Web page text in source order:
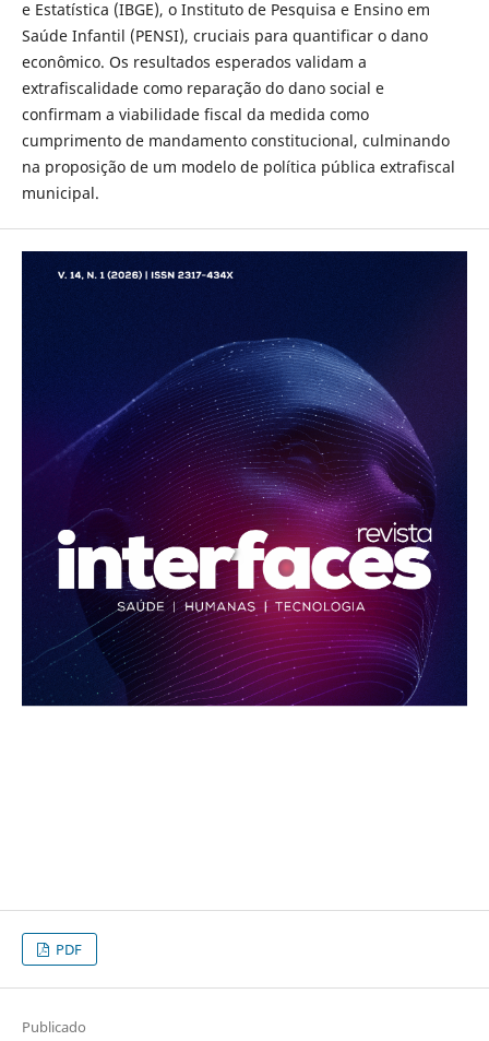
e Estatística (IBGE), o Instituto de Pesquisa e Ensino em
Saúde Infantil (PENSI), cruciais para quantificar o dano
econômico. Os resultados esperados validam a
extrafiscalidade como reparação do dano social e
confirmam a viabilidade fiscal da medida como
cumprimento de mandamento constitucional, culminando
na proposição de um modelo de política pública extrafiscal
municipal.
PDF
Publicado